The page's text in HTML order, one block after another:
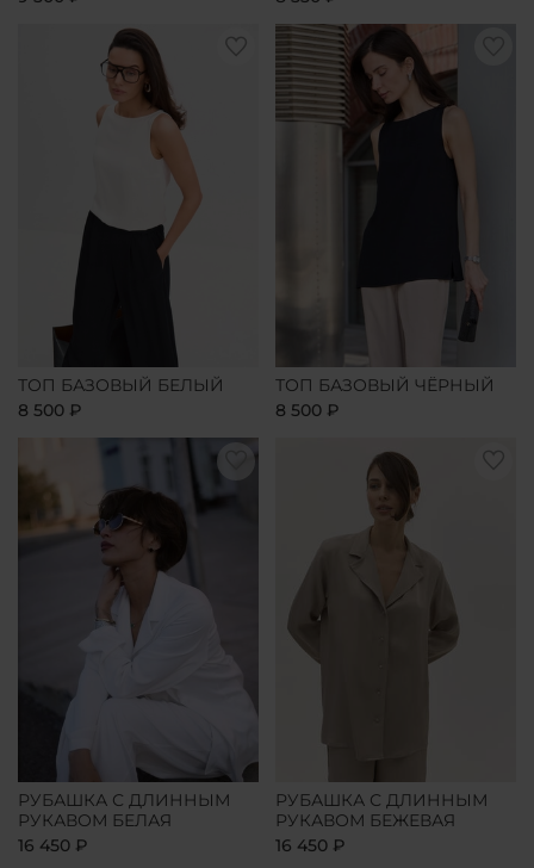
ТОП БАЗОВЫЙ БЕЛЫЙ
8 500 ₽
ТОП БАЗОВЫЙ ЧЁРНЫЙ
8 500 ₽
РУБАШКА С ДЛИННЫМ
РУКАВОМ БЕЛАЯ
16 450 ₽
РУБАШКА С ДЛИННЫМ
РУКАВОМ БЕЖЕВАЯ
16 450 ₽